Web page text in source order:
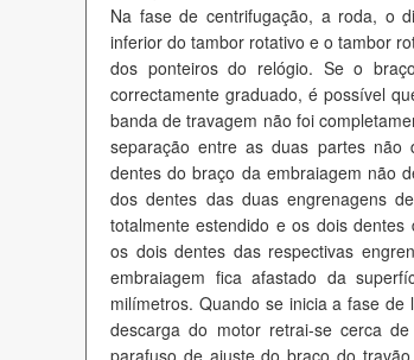
Na fase de centrifugação, a roda, o
inferior do tambor rotativo e o tambor
dos ponteiros do relógio. Se o
correctamente graduado, é possível
banda de travagem não foi
separação entre as duas partes
dentes do braço da embraiagem não
dos dentes das duas engrenagens
totalmente estendido e os dois
os dois dentes das respectivas
embraiagem fica afastado da
milímetros. Quando se inicia a fase
descarga do motor retrai-se cerca